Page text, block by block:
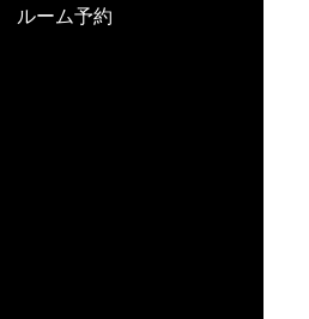
ルーム予約